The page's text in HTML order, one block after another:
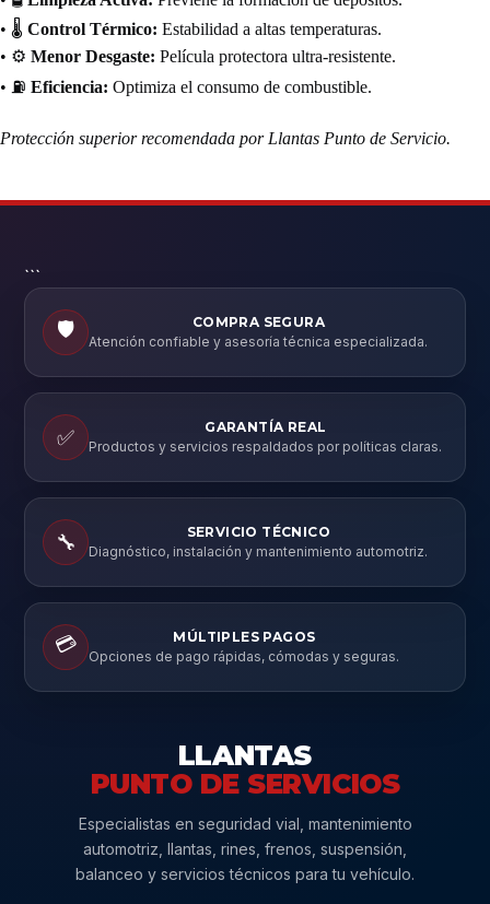
• 🌡️ Control Térmico: Estabilidad a altas temperaturas.
• ⚙️ Menor Desgaste: Película protectora ultra-resistente.
• ⛽ Eficiencia: Optimiza el consumo de combustible.
Protección superior recomendada por Llantas Punto de Servicio.
```
🛡️
COMPRA SEGURA
Atención confiable y asesoría técnica especializada.
✅
GARANTÍA REAL
Productos y servicios respaldados por políticas claras.
🔧
SERVICIO TÉCNICO
Diagnóstico, instalación y mantenimiento automotriz.
💳
MÚLTIPLES PAGOS
Opciones de pago rápidas, cómodas y seguras.
LLANTAS
PUNTO DE SERVICIOS
Especialistas en seguridad vial, mantenimiento
automotriz, llantas, rines, frenos, suspensión,
balanceo y servicios técnicos para tu vehículo.